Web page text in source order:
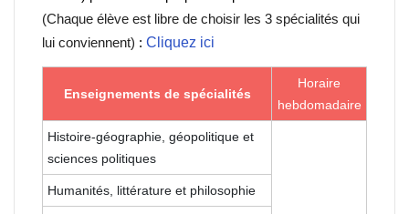
(Chaque élève est libre de choisir les 3 spécialités qui
lui conviennent) : Cliquez ici
Enseignements de spécialités
Horaire
hebdomadaire
Histoire-géographie, géopolitique et
sciences politiques
Humanités, littérature et philosophie